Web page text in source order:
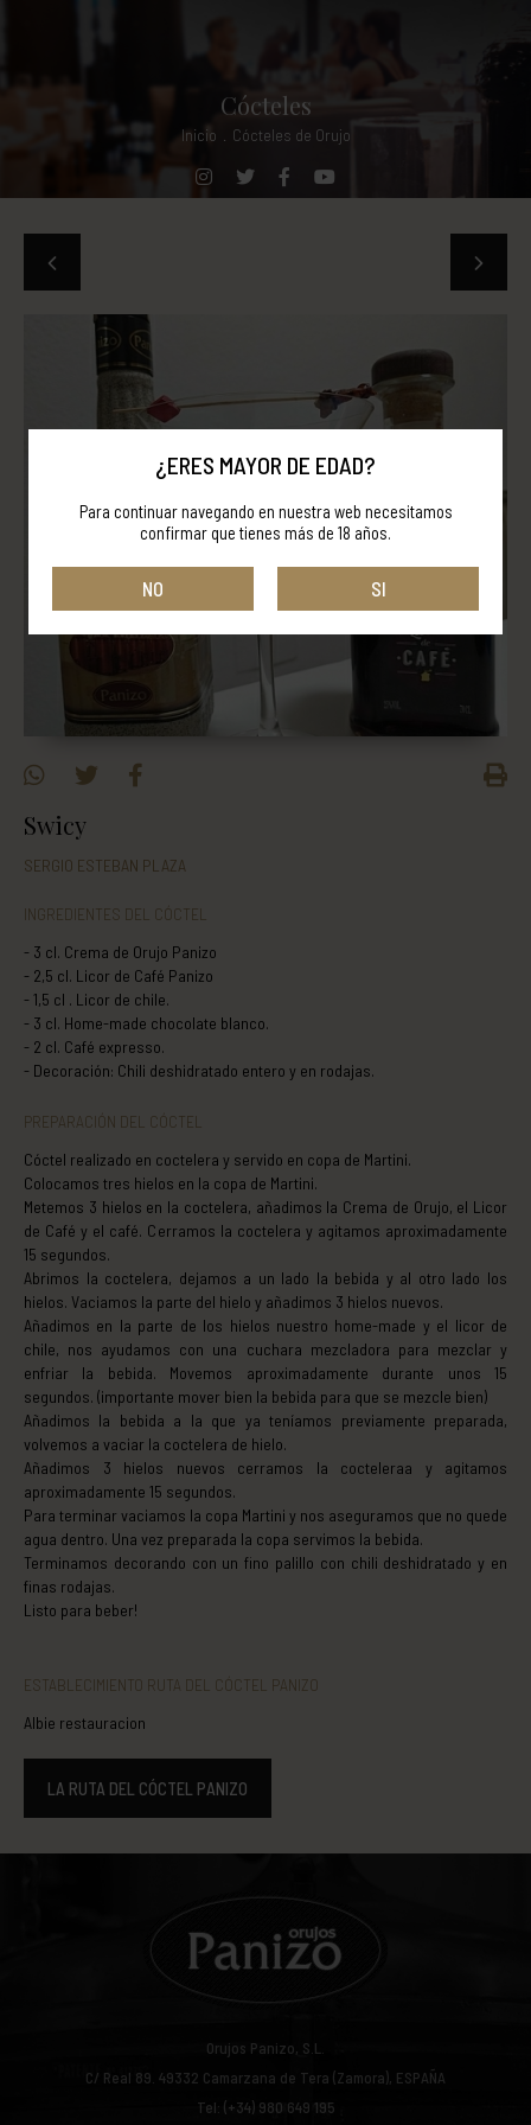
Cócteles
Inicio Cócteles de Orujo
Swicy
SERGIO ESTEBAN PLAZA
INGREDIENTES DEL CÓCTEL
3 cl. Crema de Orujo Panizo
2,5 cl. Licor de Café Panizo
1,5 cl . Licor de chile.
3 cl. Home-made chocolate blanco.
2 cl. Café expresso.
Decoración: Chili deshidratado entero y en rodajas.
PREPARACIÓN DEL CÓCTEL
Cóctel realizado en coctelera y servido en copa de Martini.
Colocamos tres hielos en la copa de Martini.
Metemos 3 hielos en la coctelera, añadimos la Crema de Orujo, el Licor
de Café y el café. Cerramos la coctelera y agitamos aproximadamente
15 segundos.
Abrimos la coctelera, dejamos a un lado la bebida y al otro lado los
hielos. Vaciamos la parte del hielo y añadimos 3 hielos nuevos.
Añadimos en la parte de los hielos nuestro home-made y el licor de
chile, nos ayudamos con una cuchara mezcladora para mezclar y
enfriar la bebida. Movemos aproximadamente durante unos 15
segundos. (importante mover bien la bebida para que se mezcle bien)
Añadimos la bebida a la que ya teníamos previamente preparada,
volvemos a vaciar la coctelera de hielo.
Añadimos 3 hielos nuevos cerramos la cocteleraa y agitamos
aproximadamente 15 segundos.
Para terminar vaciamos la copa Martini y nos aseguramos que no quede
agua dentro. Una vez preparada la copa servimos la bebida.
Terminamos decorando con un fino palillo con chili deshidratado y en
finas rodajas.
Listo para beber!
ESTABLECIMIENTO RUTA DEL CÓCTEL PANIZO
Albie restauracion
LA RUTA DEL CÓCTEL PANIZO
Orujos Panizo, S.L.
C/ Real 89. 49332 Camarzana de Tera (Zamora), ESPAÑA
Tel: (+34) 980 649 195
¿ERES MAYOR DE EDAD?
Para continuar navegando en nuestra web necesitamos
confirmar que tienes más de 18 años.
NO SI